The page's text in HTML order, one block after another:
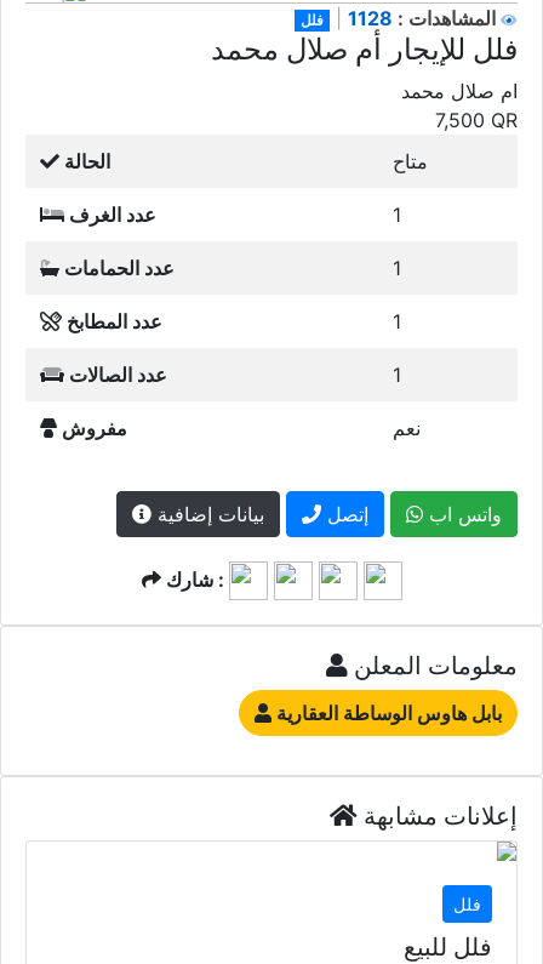
فلل المشاهدات :
فلل للإيجار أم صلال محمد
ام صلال محمد
7,500 QR
الحالة
متاح
عدد الغرف 1
عدد الحمامات 1
عدد المطابخ 1
عدد الصالات 1
مفروش نعم
بيانات إضافية إتصل واتس اب
شارك :
معلومات المعلن
بابل هاوس الوساطة العقارية
إعلانات مشابهة
فلل
فلل للبيع